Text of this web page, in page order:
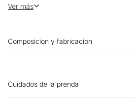
Funciona bien sola o en capas según el
Ver más
Composicion y fabricacion
Cuidados de la prenda